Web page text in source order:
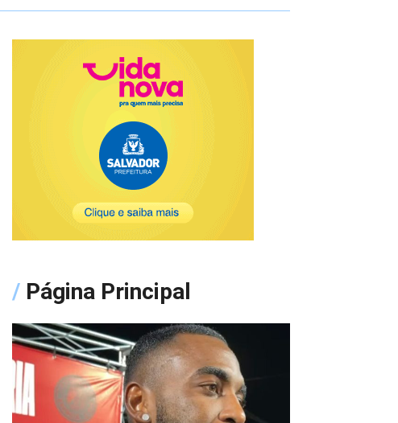
/ Página Principal